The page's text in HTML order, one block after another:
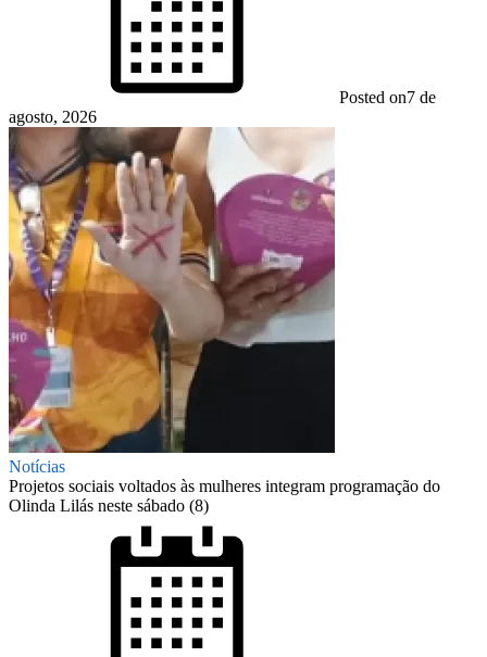
Posted on7 de
agosto, 2026
Notícias
Projetos sociais voltados às mulheres integram programação do
Olinda Lilás neste sábado (8)